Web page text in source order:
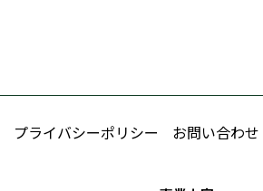
プライバシーポリシー お問い合わせ